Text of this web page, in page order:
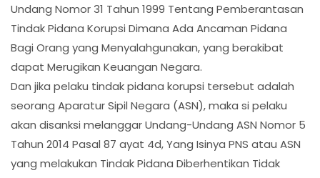
Undang Nomor 31 Tahun 1999 Tentang Pemberantasan
Tindak Pidana Korupsi Dimana Ada Ancaman Pidana
Bagi Orang yang Menyalahgunakan, yang berakibat
dapat Merugikan Keuangan Negara.
Dan jika pelaku tindak pidana korupsi tersebut adalah
seorang Aparatur Sipil Negara (ASN), maka si pelaku
akan disanksi melanggar Undang-Undang ASN Nomor 5
Tahun 2014 Pasal 87 ayat 4d, Yang Isinya PNS atau ASN
yang melakukan Tindak Pidana Diberhentikan Tidak